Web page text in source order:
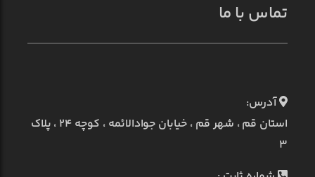
تماس با ما
آدرس:
استان قم ، شهر قم ، خیابان جوادالائمه ، کوچه ۲۴ ، پلاک
۳